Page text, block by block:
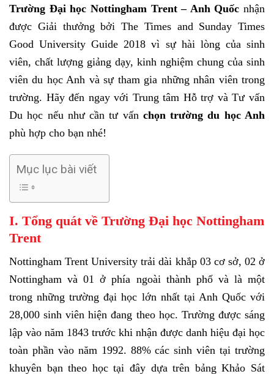
Trường Đại học Nottingham Trent – Anh Quốc nhận
được Giải thưởng bởi The Times and Sunday Times
Good University Guide 2018 vì sự hài lòng của sinh
viên, chất lượng giảng dạy, kinh nghiệm chung của sinh
viên du học Anh và sự tham gia những nhân viên trong
trường. Hãy đến ngay với Trung tâm Hỗ trợ và Tư vấn
Du học nếu như cần tư vấn chọn trường du học Anh
phù hợp cho bạn nhé!
Mục lục bài viết
I. Tổng quát về Trường Đại học Nottingham
Trent
Nottingham Trent University trải dài khắp 03 cơ sở, 02 ở
Nottingham và 01 ở phía ngoài thành phố và là một
trong những trường đại học lớn nhất tại Anh Quốc với
28,000 sinh viên hiện đang theo học. Trường được sáng
lập vào năm 1843 trước khi nhận được danh hiệu đại học
toàn phần vào năm 1992. 88% các sinh viên tại trường
khuyên bạn theo học tại đây dựa trên bảng Khảo Sát